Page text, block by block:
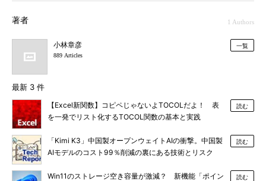
著者 1 Authors
小林章彦
889 Articles
一覧
最新 3 件
【Excel新関数】コピペじゃないよTOCOLだよ！ 表
を一発でリスト化するTOCOL関数の基本と実践
読む
「Kimi K3」中国製オープンウェイトAIの衝撃。中国製
AIモデルのコスト99％削減の裏にある技術とリスク
読む
Win11のストレージ空き容量が激減？ 新機能「ポイン
読む